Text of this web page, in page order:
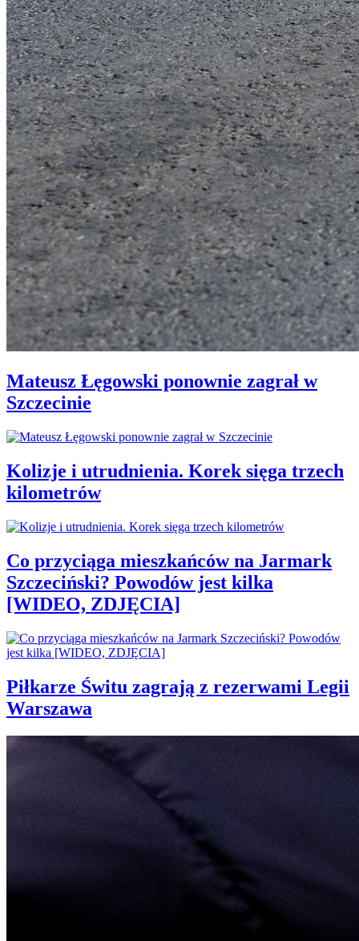
Mateusz Łęgowski ponownie zagrał w
Szczecinie
Kolizje i utrudnienia. Korek sięga trzech
kilometrów
Co przyciąga mieszkańców na Jarmark
Szczeciński? Powodów jest kilka
[WIDEO, ZDJĘCIA]
Piłkarze Świtu zagrają z rezerwami Legii
Warszawa